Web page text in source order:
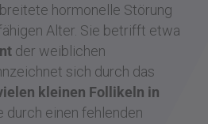
hormonelle Störung
Alter. Sie betrifft etwa
der weiblichen
sich durch das
kleinen Follikeln in
durch einen fehlenden